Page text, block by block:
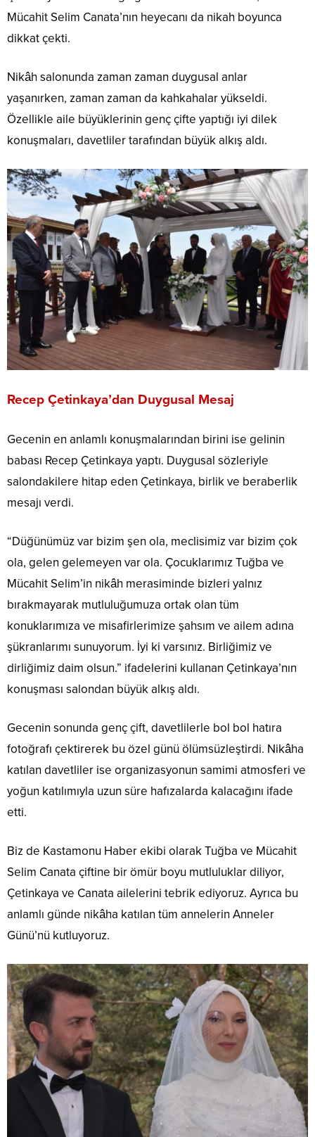
Mücahit Selim Canata’nın heyecanı da nikah boyunca
dikkat çekti.
Nikâh salonunda zaman zaman duygusal anlar
yaşanırken, zaman zaman da kahkahalar yükseldi.
Özellikle aile büyüklerinin genç çifte yaptığı iyi dilek
konuşmaları, davetliler tarafından büyük alkış aldı.
Recep Çetinkaya’dan Duygusal Mesaj
Gecenin en anlamlı konuşmalarından birini ise gelinin
babası Recep Çetinkaya yaptı. Duygusal sözleriyle
salondakilere hitap eden Çetinkaya, birlik ve beraberlik
mesajı verdi.
“Düğünümüz var bizim şen ola, meclisimiz var bizim çok
ola, gelen gelemeyen var ola. Çocuklarımız Tuğba ve
Mücahit Selim’in nikâh merasiminde bizleri yalnız
bırakmayarak mutluluğumuza ortak olan tüm
konuklarımıza ve misafirlerimize şahsım ve ailem adına
şükranlarımı sunuyorum. İyi ki varsınız. Birliğimiz ve
dirliğimiz daim olsun.” ifadelerini kullanan Çetinkaya’nın
konuşması salondan büyük alkış aldı.
Gecenin sonunda genç çift, davetlilerle bol bol hatıra
fotoğrafı çektirerek bu özel günü ölümsüzleştirdi. Nikâha
katılan davetliler ise organizasyonun samimi atmosferi ve
yoğun katılımıyla uzun süre hafızalarda kalacağını ifade
etti.
Biz de Kastamonu Haber ekibi olarak Tuğba ve Mücahit
Selim Canata çiftine bir ömür boyu mutluluklar diliyor,
Çetinkaya ve Canata ailelerini tebrik ediyoruz. Ayrıca bu
anlamlı günde nikâha katılan tüm annelerin Anneler
Günü’nü kutluyoruz.